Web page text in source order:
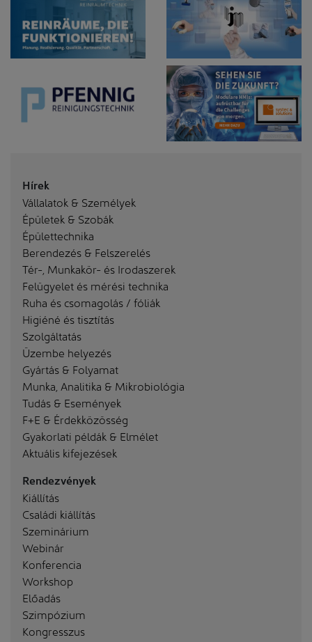
Hírek
Vállalatok & Személyek
Épületek & Szobák
Épülettechnika
Berendezés & Felszerelés
Tér-, Munkakör- és Irodaszerek
Felügyelet és mérési technika
Ruha és csomagolás / fóliák
Higiéné és tisztítás
Szolgáltatás
Üzembe helyezés
Gyártás & Folyamat
Munka, Analitika & Mikrobiológia
Tudás & Események
F+E & Érdekközösség
Gyakorlati példák & Elmélet
Aktuális kifejezések
Rendezvények
Kiállítás
Családi kiállítás
Szeminárium
Webinár
Konferencia
Workshop
Előadás
Szimpózium
Kongresszus